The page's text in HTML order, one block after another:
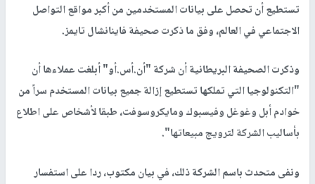
تستطيع أن تحصل على بيانات المستخدمين من أكبر مواقع التواصل
الاجتماعي في العالم، وفق ما ذكرت صحيفة فاينانشال تايمز.
وذكرت الصحيفة البريطانية أن شركة "أن.أس.أو" أبلغت عملاءها أن
"التكنولوجيا التي تملكها تستطيع إزالة جميع بيانات المستخدم سراً من
خوادم أبل وغوغل وفيسبوك ومايكروسوفت، طبقا لأشخاص على اطلاع
بأساليب الشركة لترويج مبيعاتها".
ونفى متحدث باسم الشركة ذلك، في بيان مكتوب، ردا على استفسار